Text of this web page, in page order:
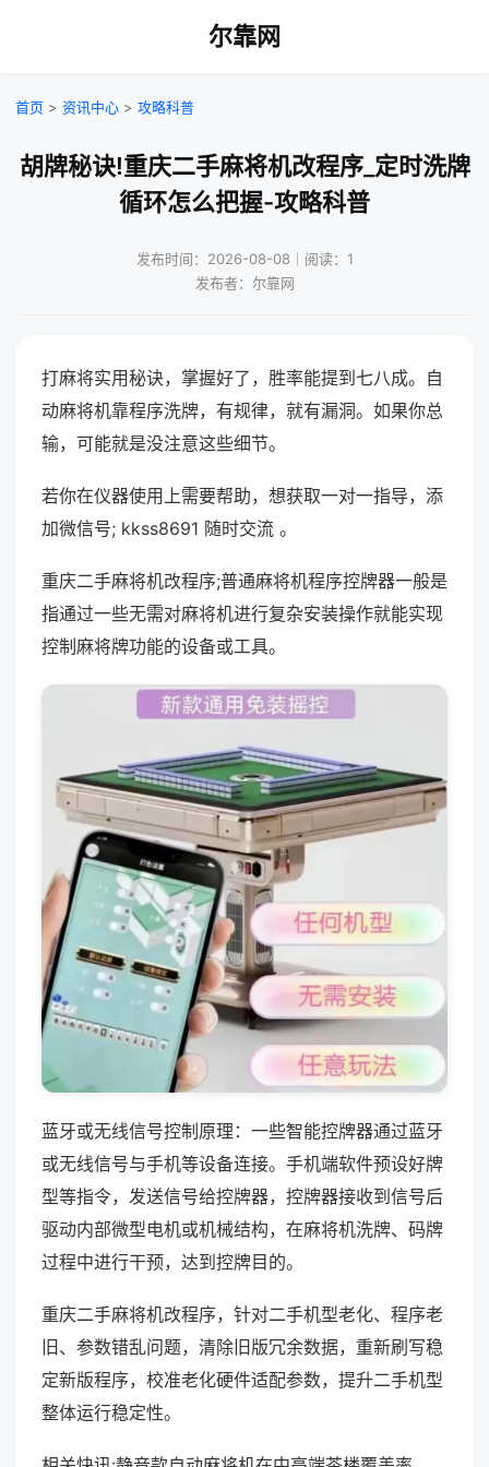
尔靠网
首页 > 资讯中心 > 攻略科普
胡牌秘诀!重庆二手麻将机改程序_定时洗牌
循环怎么把握-攻略科普
发布时间：2026-08-08｜阅读：1
发布者：尔靠网
打麻将实用秘诀，掌握好了，胜率能提到七八成。自
动麻将机靠程序洗牌，有规律，就有漏洞。如果你总
输，可能就是没注意这些细节。
若你在仪器使用上需要帮助，想获取一对一指导，添
加微信号; kkss8691 随时交流 。
重庆二手麻将机改程序;普通麻将机程序控牌器一般是
指通过一些无需对麻将机进行复杂安装操作就能实现
控制麻将牌功能的设备或工具。
蓝牙或无线信号控制原理：一些智能控牌器通过蓝牙
或无线信号与手机等设备连接。手机端软件预设好牌
型等指令，发送信号给控牌器，控牌器接收到信号后
驱动内部微型电机或机械结构，在麻将机洗牌、码牌
过程中进行干预，达到控牌目的。
重庆二手麻将机改程序，针对二手机型老化、程序老
旧、参数错乱问题，清除旧版冗余数据，重新刷写稳
定新版程序，校准老化硬件适配参数，提升二手机型
整体运行稳定性。